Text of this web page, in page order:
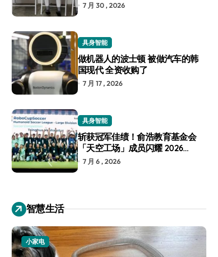
7 月 30 , 2026
具身智能
做机器人的波士顿 被做汽车的韩
国现代 全资收购了
7 月 17 , 2026
具身智能
斩获冠军佳绩！俞浩教育基金会
「天空工场」成员闪耀 2026
RoboCup 机器人世界杯
7 月 6 , 2026
智慧生活
小家电